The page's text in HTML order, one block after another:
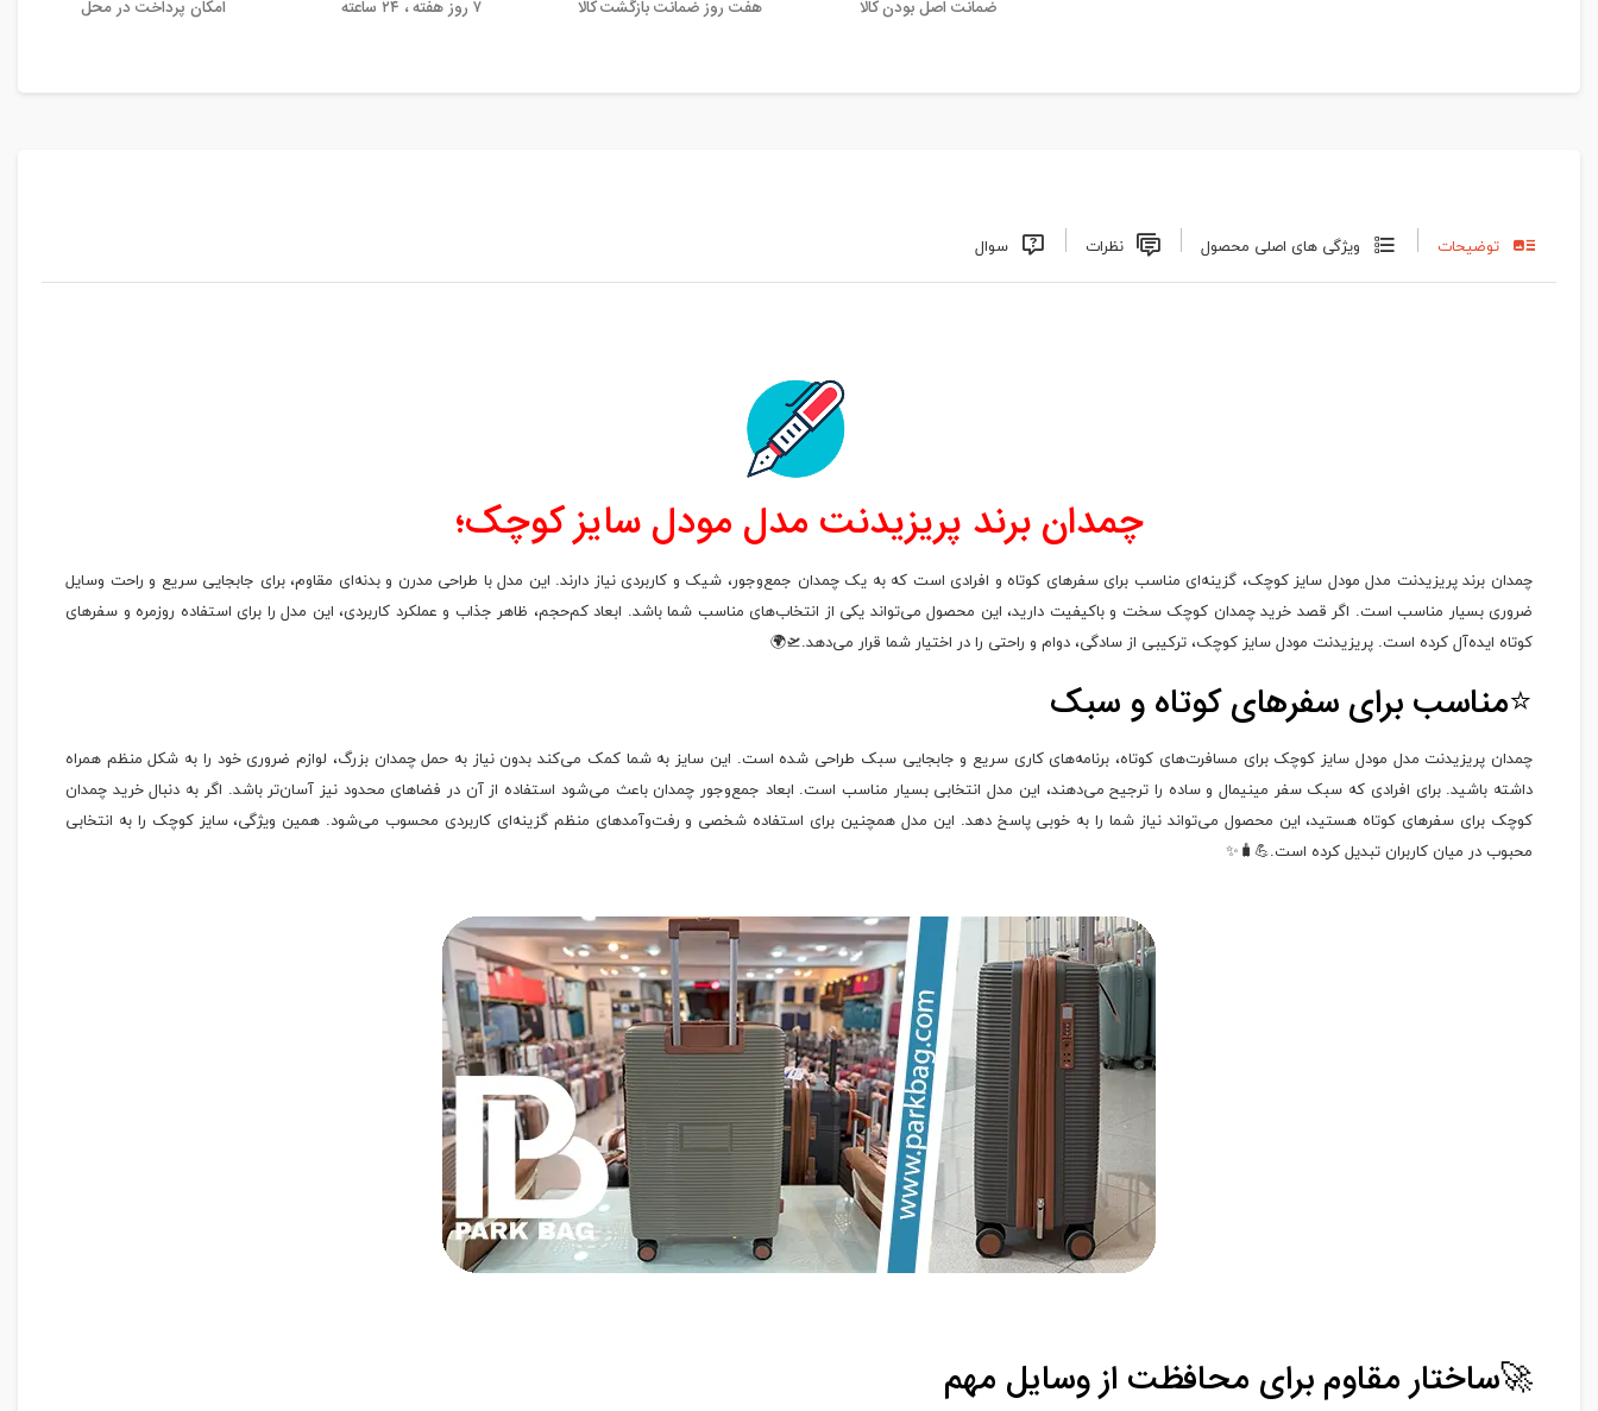
ضمانت اصل بودن کالا هفت روز ضمانت بازگشت کالا ۷ روز هفته ، ۲۴ ساعته امکان پرداخت در محل
توضیحات ویژگی های اصلی محصول نظرات سوال
چمدان برند پریزیدنت مدل مودل سایز کوچک؛
چمدان برند پریزیدنت مدل مودل سایز کوچک، گزینه‌ای مناسب برای سفرهای کوتاه و افرادی است که به یک چمدان جمع‌وجور، شیک و کاربردی نیاز دارند. این مدل با طراحی مدرن و بدنه‌ای مقاوم، برای جابجایی سریع و راحت وسایل
ضروری بسیار مناسب است. اگر قصد خرید چمدان کوچک سخت و باکیفیت دارید، این محصول می‌تواند یکی از انتخاب‌های مناسب شما باشد. ابعاد کم‌حجم، ظاهر جذاب و عملکرد کاربردی، این مدل را برای استفاده روزمره و سفرهای
کوتاه ایده‌آل کرده است. پریزیدنت مودل سایز کوچک، ترکیبی از سادگی، دوام و راحتی را در اختیار شما قرار می‌دهد.🛫🌍
⭐مناسب برای سفرهای کوتاه و سبک
چمدان پریزیدنت مدل مودل سایز کوچک برای مسافرت‌های کوتاه، برنامه‌های کاری سریع و جابجایی سبک طراحی شده است. این سایز به شما کمک می‌کند بدون نیاز به حمل چمدان بزرگ، لوازم ضروری خود را به شکل منظم همراه
داشته باشید. برای افرادی که سبک سفر مینیمال و ساده را ترجیح می‌دهند، این مدل انتخابی بسیار مناسب است. ابعاد جمع‌وجور چمدان باعث می‌شود استفاده از آن در فضاهای محدود نیز آسان‌تر باشد. اگر به دنبال خرید چمدان
کوچک برای سفرهای کوتاه هستید، این محصول می‌تواند نیاز شما را به خوبی پاسخ دهد. این مدل همچنین برای استفاده شخصی و رفت‌وآمدهای منظم گزینه‌ای کاربردی محسوب می‌شود. همین ویژگی، سایز کوچک را به انتخابی
محبوب در میان کاربران تبدیل کرده است.💪🧳✨
🚀ساختار مقاوم برای محافظت از وسایل مهم